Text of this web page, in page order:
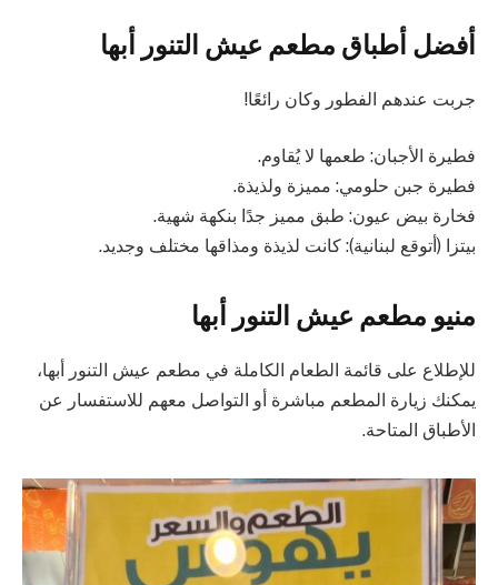
أفضل أطباق مطعم عيش التنور أبها
جربت عندهم الفطور وكان رائعًا!
فطيرة الأجبان: طعمها لا يُقاوم.
فطيرة جبن حلومي: مميزة ولذيذة.
فخارة بيض عيون: طبق مميز جدًا بنكهة شهية.
بيتزا (أتوقع لبنانية): كانت لذيذة ومذاقها مختلف وجديد.
منيو مطعم عيش التنور أبها
للإطلاع على قائمة الطعام الكاملة في مطعم عيش التنور أبها،
يمكنك زيارة المطعم مباشرة أو التواصل معهم للاستفسار عن
الأطباق المتاحة.